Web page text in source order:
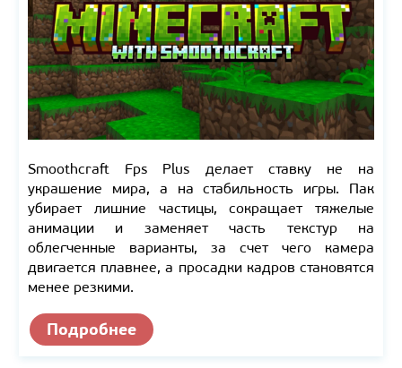
Smoothcraft Fps Plus делает ставку не на
украшение мира, а на стабильность игры. Пак
убирает лишние частицы, сокращает тяжелые
анимации и заменяет часть текстур на
облегченные варианты, за счет чего камера
двигается плавнее, а просадки кадров становятся
менее резкими.
Подробнее